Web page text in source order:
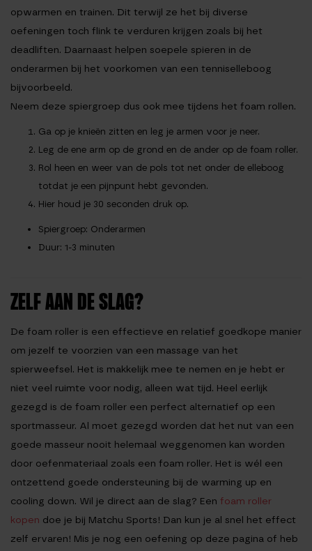
opwarmen en trainen. Dit terwijl ze het bij diverse
oefeningen toch flink te verduren krijgen zoals bij het
deadliften. Daarnaast helpen soepele spieren in de
onderarmen bij het voorkomen van een tenniselleboog
bijvoorbeeld.
Neem deze spiergroep dus ook mee tijdens het foam rollen.
Ga op je knieën zitten en leg je armen voor je neer.
Leg de ene arm op de grond en de ander op de foam roller.
Rol heen en weer van de pols tot net onder de elleboog
totdat je een pijnpunt hebt gevonden.
Hier houd je 30 seconden druk op.
Spiergroep: Onderarmen
Duur: 1-3 minuten
ZELF AAN DE SLAG?
De foam roller is een effectieve en relatief goedkope manier
om jezelf te voorzien van een massage van het
spierweefsel. Het is makkelijk mee te nemen en je hebt er
niet veel ruimte voor nodig, alleen wat tijd. Heel eerlijk
gezegd is de foam roller een perfect alternatief op een
sportmasseur. Al moet gezegd worden dat het nut van een
goede masseur nooit helemaal weggenomen kan worden
door oefenmateriaal zoals een foam roller. Het is wél een
ontzettend goede ondersteuning bij de warming up en
cooling down. Wil je direct aan de slag? Een foam roller
kopen doe je bij Matchu Sports! Dan kun je al snel het effect
zelf ervaren! Mis je nog een oefening op deze pagina of heb